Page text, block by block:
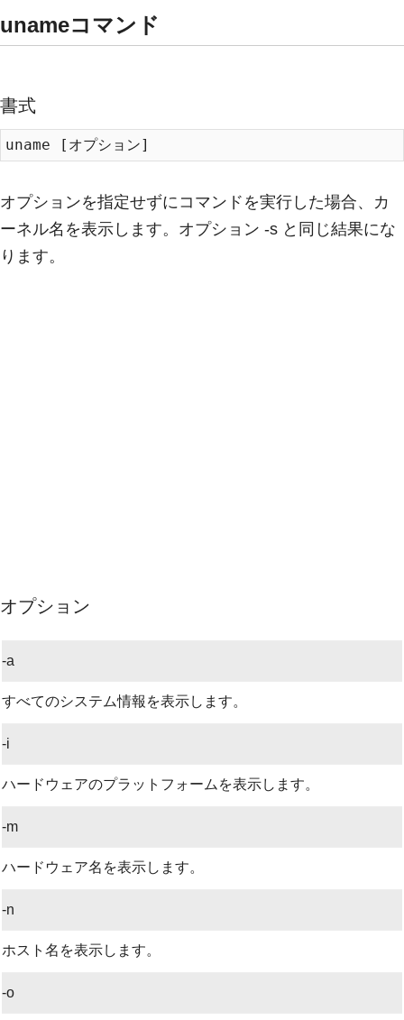
unameコマンド
書式
オプションを指定せずにコマンドを実行した場合、カ
ーネル名を表示します。オプション -s と同じ結果にな
ります。
オプション
-a
すべてのシステム情報を表示します。
-i
ハードウェアのプラットフォームを表示します。
-m
ハードウェア名を表示します。
-n
ホスト名を表示します。
-o